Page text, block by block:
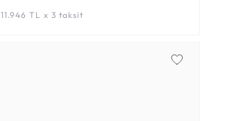
11.946 TL x 3 taksit